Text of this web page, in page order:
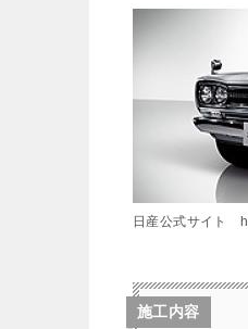
日産公式サイト
施工内容